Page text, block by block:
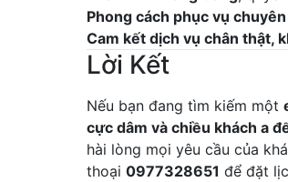
Phong cách phục vụ
Cam kết dịch vụ chân thật,
Lời Kết
Nếu bạn đang tìm kiếm một
cực dâm và chiều khách a
hài lòng mọi yêu cầu của
thoại 0977328651 để đặt